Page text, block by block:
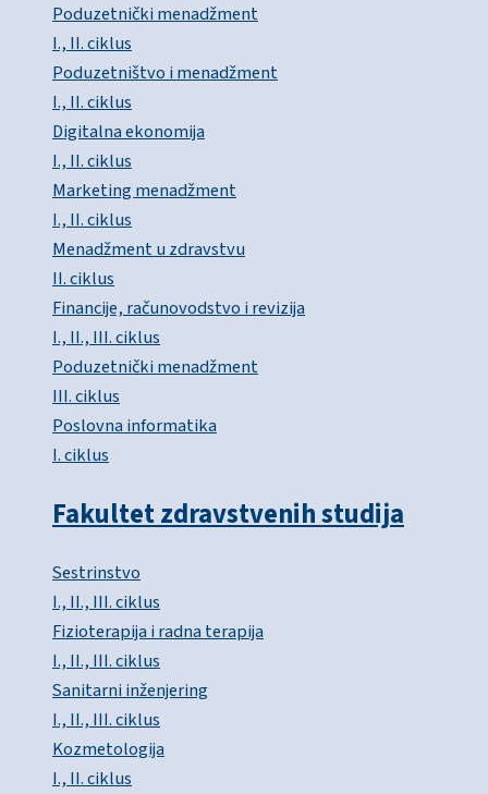
Poduzetnički menadžment
I., II. ciklus
Poduzetništvo i menadžment
I., II. ciklus
Digitalna ekonomija
I., II. ciklus
Marketing menadžment
I., II. ciklus
Menadžment u zdravstvu
II. ciklus
Financije, računovodstvo i revizija
I., II., III. ciklus
Poduzetnički menadžment
III. ciklus
Poslovna informatika
I. ciklus
Fakultet zdravstvenih studija
Sestrinstvo
I., II., III. ciklus
Fizioterapija i radna terapija
I., II., III. ciklus
Sanitarni inženjering
I., II., III. ciklus
Kozmetologija
I., II. ciklus